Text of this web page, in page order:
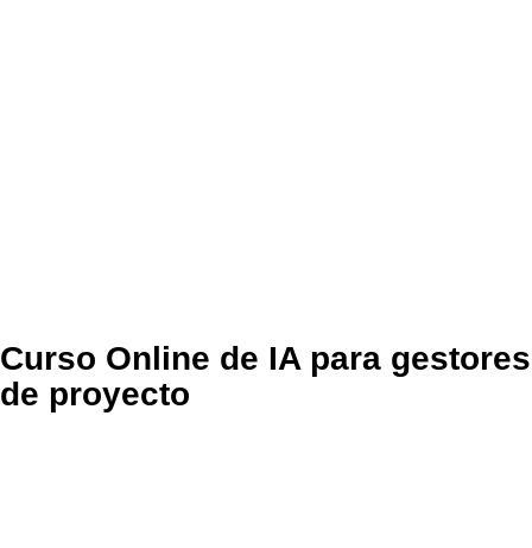
Curso Online de IA para gestores
de proyecto